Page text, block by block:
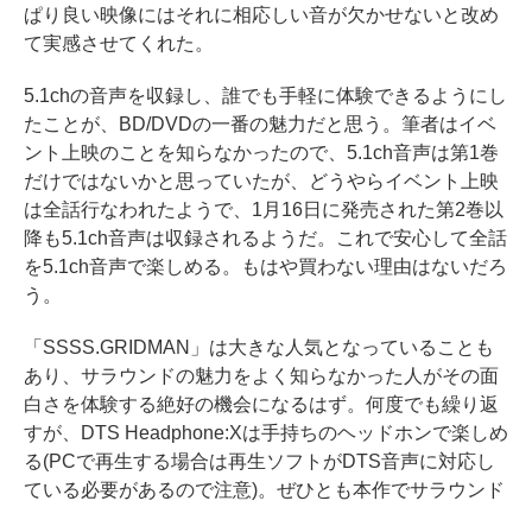
ぱり良い映像にはそれに相応しい音が欠かせないと改め
て実感させてくれた。
5.1chの音声を収録し、誰でも手軽に体験できるようにし
たことが、BD/DVDの一番の魅力だと思う。筆者はイベ
ント上映のことを知らなかったので、5.1ch音声は第1巻
だけではないかと思っていたが、どうやらイベント上映
は全話行なわれたようで、1月16日に発売された第2巻以
降も5.1ch音声は収録されるようだ。これで安心して全話
を5.1ch音声で楽しめる。もはや買わない理由はないだろ
う。
「SSSS.GRIDMAN」は大きな人気となっていることも
あり、サラウンドの魅力をよく知らなかった人がその面
白さを体験する絶好の機会になるはず。何度でも繰り返
すが、DTS Headphone:Xは手持ちのヘッドホンで楽しめ
る(PCで再生する場合は再生ソフトがDTS音声に対応し
ている必要があるので注意)。ぜひとも本作でサラウンド